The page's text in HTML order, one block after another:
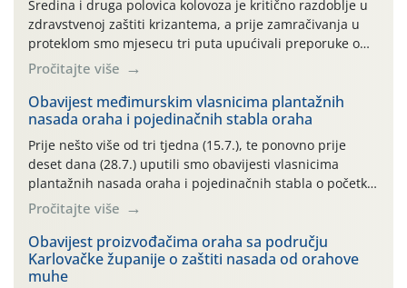
Sredina i druga polovica kolovoza je kritično razdoblje u
zdravstvenoj zaštiti krizantema, a prije zamračivanja u
proteklom smo mjesecu tri puta upućivali preporuke o
preventivnim mjerama zaštite krizantema od najčešćih
uzročnika bolesti, štetnika i fito-fagnih grinja (23.7., 14.7.,
06.7.)! Na početku ovog mjeseca je zabilježeno je
povijesno i ekstremno vruće meteorološko razdoblje, uz
najviše temperature […]
Pročitajte više
Obavijest međimurskim vlasnicima plantažnih
nasada oraha i pojedinačnih stabla oraha
Prije nešto više od tri tjedna (15.7.), te ponovno prije
deset dana (28.7.) uputili smo obavijesti vlasnicima
plantažnih nasada oraha i pojedinačnih stabla o početku
leta i ovogodišnjoj potrebi usmjerenog suzbijanja
orahove muhe (Rhagoletis completa)! Već dvanaest dana
traje drugi ovogodišnji “toplinski udar”, koji naročito
izražen zadnja šest dana (31.7.-05.8.), jer najviše
temperature zraka svakodnevno […]
Pročitajte više
Obavijest proizvođačima oraha sa području
Karlovačke županije o zaštiti nasada od orahove
muhe